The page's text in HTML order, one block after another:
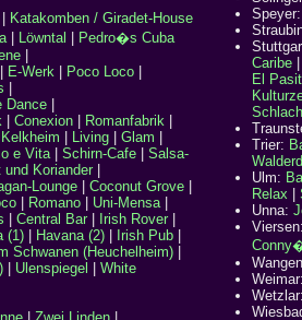
Katakomben / Giradet-House
| Löwntal
Pedro�s Cuba
E-Werk Poco Loco
Dance
Conexion Romanfabrik
Living Glam
e Vita| Schirn-Cafe
Salsa-
und Koriander|
Lounge Coconut Grove
Romano Uni-Mensa|
Central Bar| Irish Rover|
(1) Havana (2) Irish Pub
Schwanen (Heuchelheim)
Ulenspiegel
White
Caribe
El
Trier:
Ulm:
Relax
Unna: